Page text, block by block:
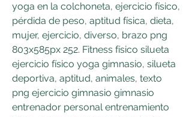
yoga en la colchoneta, ejercicio físico,
pérdida de peso, aptitud física, dieta,
mujer, ejercicio, diverso, brazo png
803x585px 252. Fitness físico silueta
ejercicio físico yoga gimnasio, silueta
deportiva, aptitud, animales, texto
png ejercicio gimnasio gimnasio
entrenador personal entrenamiento